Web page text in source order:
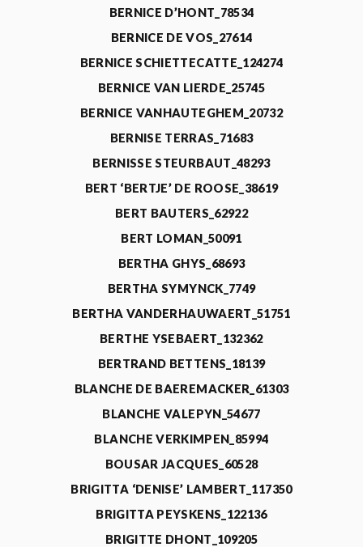
BERNICE D’HONT_78534
BERNICE DE VOS_27614
BERNICE SCHIETTECATTE_124274
BERNICE VAN LIERDE_25745
BERNICE VANHAUTEGHEM_20732
BERNISE TERRAS_71683
BERNISSE STEURBAUT_48293
BERT ‘BERTJE’ DE ROOSE_38619
BERT BAUTERS_62922
BERT LOMAN_50091
BERTHA GHYS_68693
BERTHA SYMYNCK_7749
BERTHA VANDERHAUWAERT_51751
BERTHE YSEBAERT_132362
BERTRAND BETTENS_18139
BLANCHE DE BAEREMACKER_61303
BLANCHE VALEPYN_54677
BLANCHE VERKIMPEN_85994
BOUSAR JACQUES_60528
BRIGITTA ‘DENISE’ LAMBERT_117350
BRIGITTA PEYSKENS_122136
BRIGITTE DHONT_109205